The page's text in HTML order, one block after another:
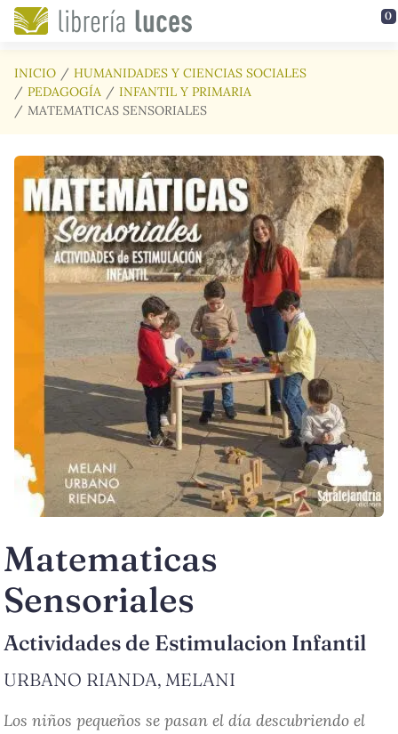
Saltar al contenido principal 0
INICIO
HUMANIDADES Y CIENCIAS SOCIALES
PEDAGOGÍA
INFANTIL Y PRIMARIA
MATEMATICAS SENSORIALES
Matematicas
Sensoriales
Actividades de Estimulacion Infantil
URBANO RIANDA, MELANI
Los niños pequeños se pasan el día descubriendo el